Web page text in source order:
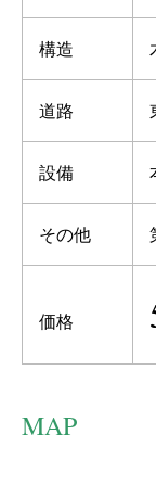
構造
道路
設備
その他
価格
MAP